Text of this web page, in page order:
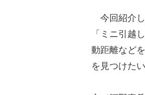
今回紹介し
「ミニ引越
動距離など
を見つけたい